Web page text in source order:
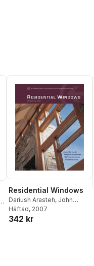
,
Residential Windows
Dariush Arasteh, John
Carmody,Lisa Heschong
Stephen Selkowitz
Häftad, 2007
342 kr